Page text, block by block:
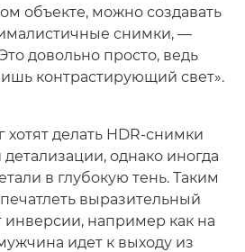
объекте, можно создавать
снимки, —
довольно просто, ведь
контрастирующий свет».
хотят делать HDR-снимки
однако иногда
в глубокую тень. Таким
выразительный
инверсии, например как на
идет к выходу из